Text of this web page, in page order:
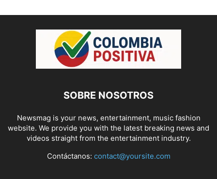
SOBRE NOSOTROS
Newsmag is your news, entertainment, music fashion
website. We provide you with the latest breaking news and
videos straight from the entertainment industry.
Contáctanos: contact@yoursite.com